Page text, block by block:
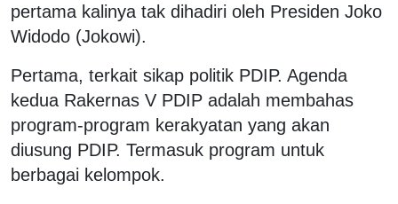
pertama kalinya tak dihadiri oleh Presiden Joko
Widodo (Jokowi).
Pertama, terkait sikap politik PDIP. Agenda
kedua Rakernas V PDIP adalah membahas
program-program kerakyatan yang akan
diusung PDIP. Termasuk program untuk
berbagai kelompok.